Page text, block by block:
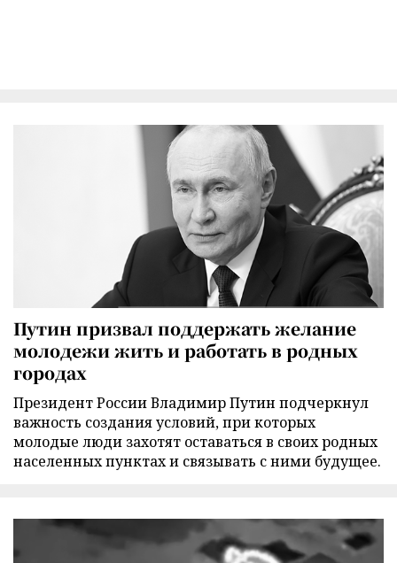
Путин призвал поддержать желание
молодежи жить и работать в родных
городах
Президент России Владимир Путин подчеркнул
важность создания условий, при которых
молодые люди захотят оставаться в своих родных
населенных пунктах и связывать с ними будущее.